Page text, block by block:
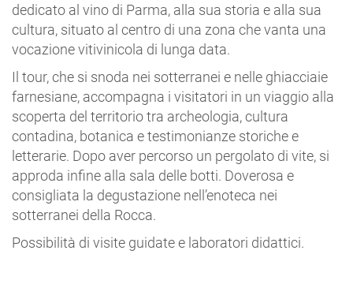
dedicato al vino di Parma, alla sua storia e alla sua
cultura, situato al centro di una zona che vanta una
vocazione vitivinicola di lunga data.
Il tour, che si snoda nei sotterranei e nelle ghiacciaie
farnesiane, accompagna i visitatori in un viaggio alla
scoperta del territorio tra archeologia, cultura
contadina, botanica e testimonianze storiche e
letterarie. Dopo aver percorso un pergolato di vite, si
approda infine alla sala delle botti. Doverosa e
consigliata la degustazione nell’enoteca nei
sotterranei della Rocca.
Possibilità di visite guidate e laboratori didattici.